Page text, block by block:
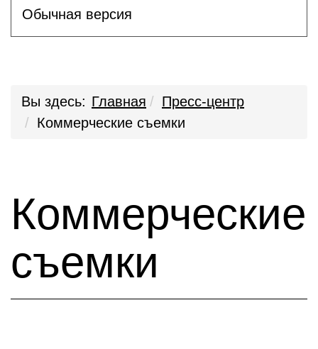
Обычная версия
Вы здесь: Главная
Пресс-центр
Коммерческие съемки
Коммерческие
съемки